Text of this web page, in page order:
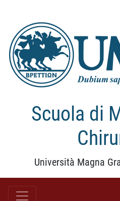
Scuola di
Università Magna